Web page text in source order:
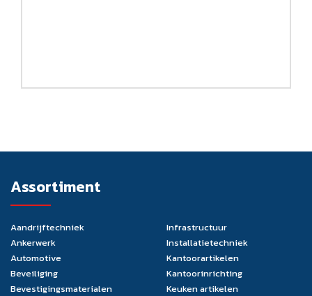
Assortiment
Aandrijftechniek
Ankerwerk
Automotive
Beveiliging
Bevestigingsmaterialen
Infrastructuur
Installatietechniek
Kantoorartikelen
Kantoorinrichting
Keuken artikelen